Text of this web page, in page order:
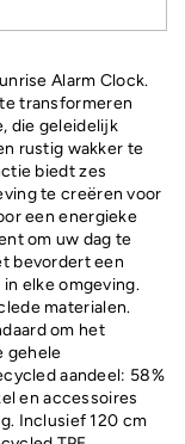
Alarm Clock.
transformeren
die geleidelijk
rustig wakker te
biedt zes
te creëren voor
een energieke
om uw dag te
bevordert een
elke omgeving.
materialen.
om het
gehele
aandeel: 58%
en accessoires
Inclusief 120 cm